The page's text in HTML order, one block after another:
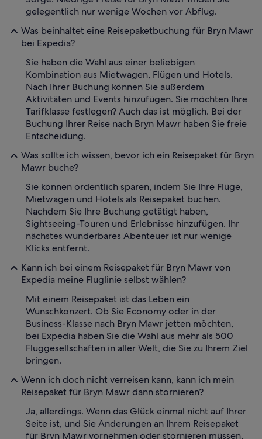
gelegentlich nur wenige Wochen vor Abflug.
Was beinhaltet eine Reisepaketbuchung für Bryn Mawr
bei Expedia?
Sie haben die Wahl aus einer beliebigen
Kombination aus Mietwagen, Flügen und Hotels.
Nach Ihrer Buchung können Sie außerdem
Aktivitäten und Events hinzufügen. Sie möchten Ihre
Tarifklasse festlegen? Auch das ist möglich. Bei der
Buchung Ihrer Reise nach Bryn Mawr haben Sie freie
Entscheidung.
Was sollte ich wissen, bevor ich ein Reisepaket für Bryn
Mawr buche?
Sie können ordentlich sparen, indem Sie Ihre Flüge,
Mietwagen und Hotels als Reisepaket buchen.
Nachdem Sie Ihre Buchung getätigt haben,
Sightseeing-Touren und Erlebnisse hinzufügen. Ihr
nächstes wunderbares Abenteuer ist nur wenige
Klicks entfernt.
Kann ich bei einem Reisepaket für Bryn Mawr von
Expedia meine Fluglinie selbst wählen?
Mit einem Reisepaket ist das Leben ein
Wunschkonzert. Ob Sie Economy oder in der
Business-Klasse nach Bryn Mawr jetten möchten,
bei Expedia haben Sie die Wahl aus mehr als 500
Fluggesellschaften in aller Welt, die Sie zu Ihrem Ziel
bringen.
Wenn ich doch nicht verreisen kann, kann ich mein
Reisepaket für Bryn Mawr dann stornieren?
Ja, allerdings. Wenn das Glück einmal nicht auf Ihrer
Seite ist, und Sie Änderungen an Ihrem Reisepaket
für Bryn Mawr vornehmen oder stornieren müssen,